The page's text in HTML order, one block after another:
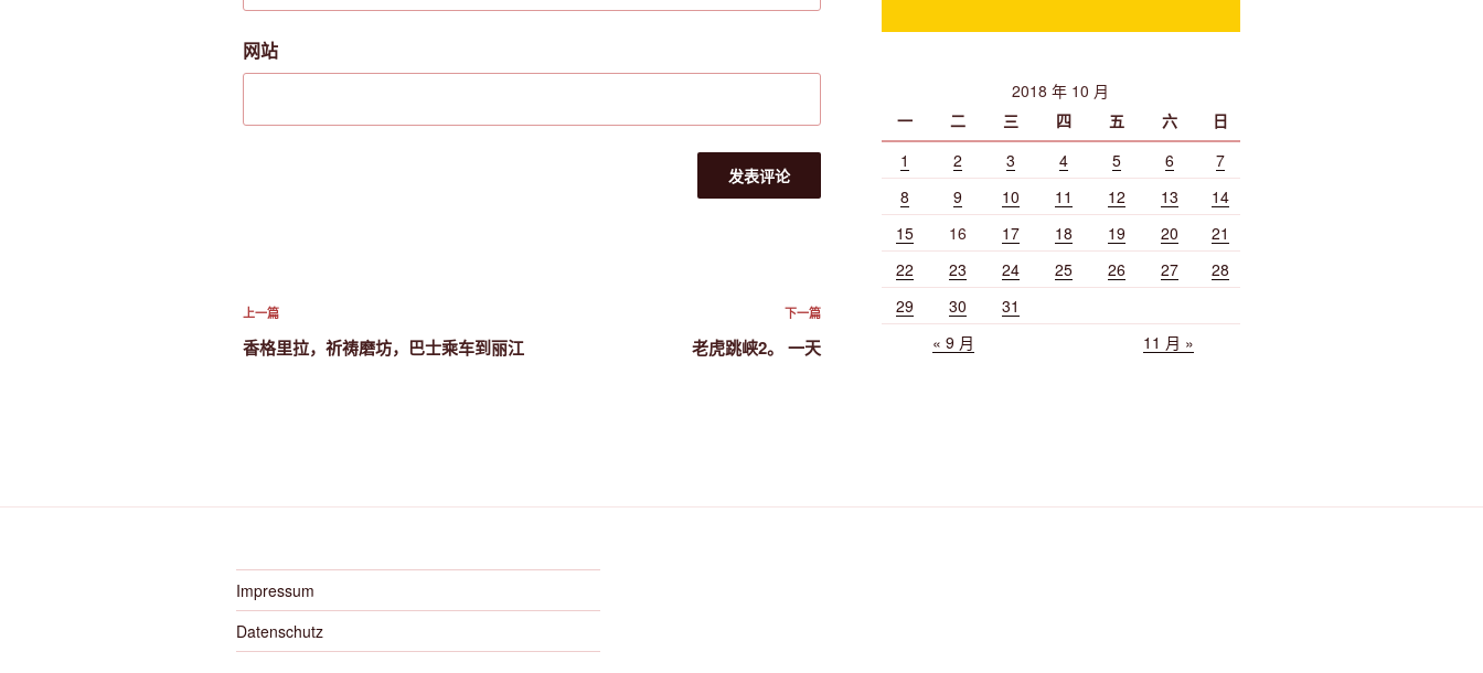
网站
文
章
上
一
上一篇
香格里拉，祈祷磨坊，巴士乘车到丽江
下
一
下一篇
老虎跳峡2。 一天
2018 年 10 月
一
二 三 四 五 六
日
1
2 3 4 5 6
7
8
9 10 11 12 13
14
15
16 17 18 19 20
21
22
23 24 25 26 27
28
29
30
31
« 9 月
11 月 »
Impressum
Datenschutz